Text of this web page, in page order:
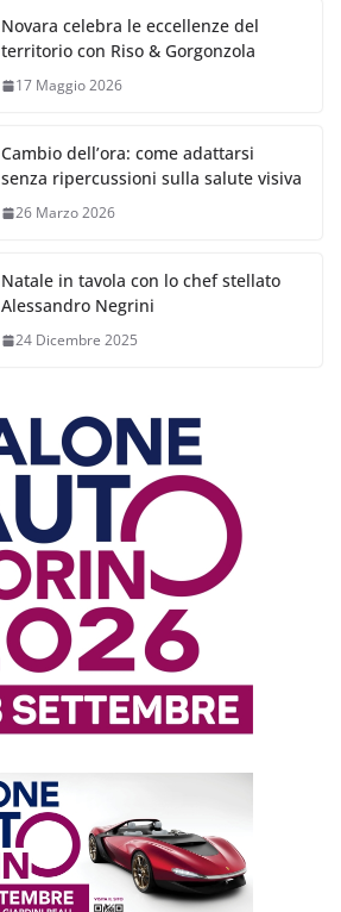
Novara celebra le eccellenze del
territorio con Riso & Gorgonzola
17 Maggio 2026
Cambio dell’ora: come adattarsi
senza ripercussioni sulla salute visiva
26 Marzo 2026
Natale in tavola con lo chef stellato
Alessandro Negrini
24 Dicembre 2025